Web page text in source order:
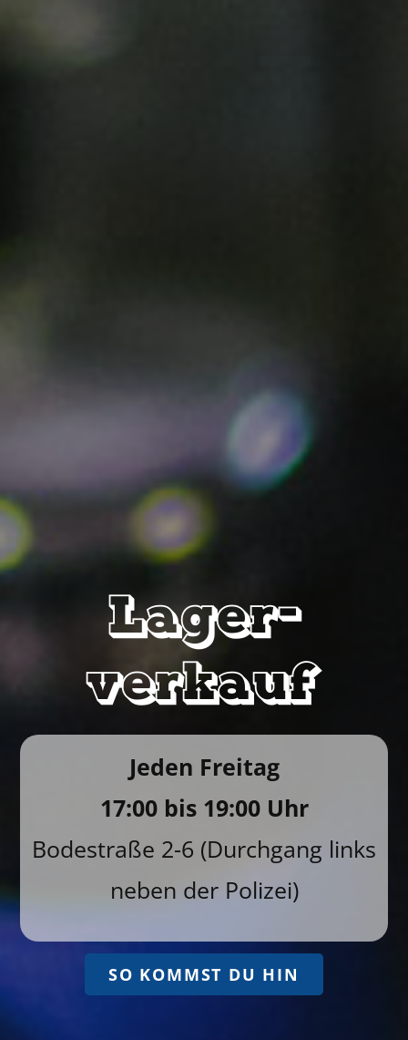
Lager­
verkauf
Jeden Freitag
17:00 bis 19:00 Uhr
Bodestraße 2-6 (Durchgang links
neben der Polizei)
SO KOMMST DU HIN